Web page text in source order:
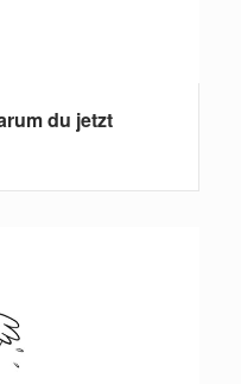
du jetzt